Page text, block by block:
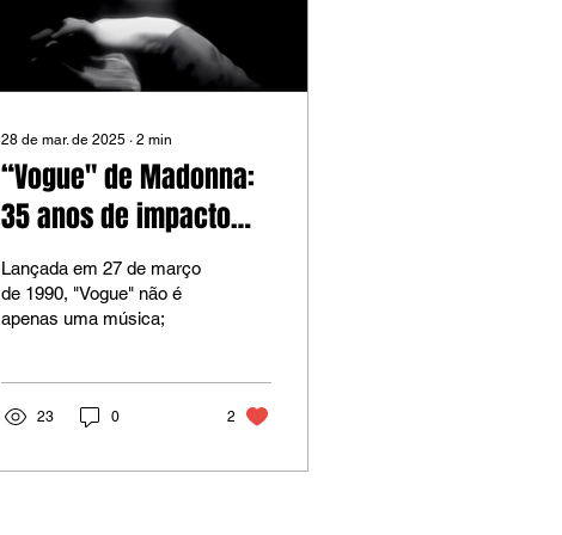
28 de mar. de 2025 ∙ 2 min
“Vogue" de Madonna:
35 anos de impacto
cultural e artístico
Lançada em 27 de março
de 1990, "Vogue" não é
apenas uma música;
23 0 2